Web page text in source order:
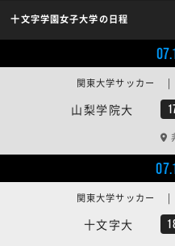
十文字学園女子大学の日程
山梨学院大
関東大学サッカー |
十文字大
関東大学サッカー |